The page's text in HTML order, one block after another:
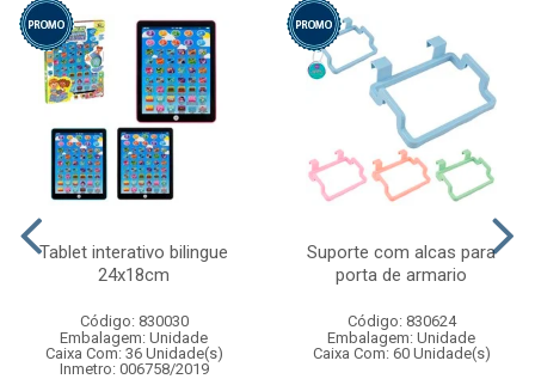
Tablet interativo bilingue
24x18cm
Código: 830030
Embalagem: Unidade
Caixa Com: 36 Unidade(s)
Inmetro: 006758/2019
Suporte com alcas para
porta de armario
Código: 830624
Embalagem: Unidade
Caixa Com: 60 Unidade(s)